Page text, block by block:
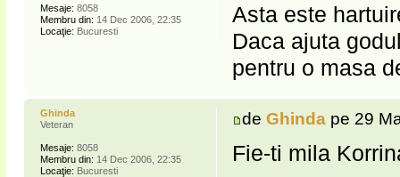
Asta este
Daca ajuta
pentru o masa
Mesaje: 8058
Membru din: 14 Dec 2006, 22:35
Locaţie: Bucuresti
deGhinda pe 29
Fie-ti mila
Ghinda
Veteran
Mesaje: 8058
Membru din: 14 Dec 2006, 22:35
Locaţie: Bucuresti